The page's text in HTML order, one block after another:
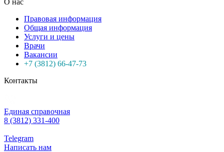
Правовая информация
Общая информация
Услуги и цены
Врачи
Вакансии
+7 (3812) 66-47-73
Контакты
Единая справочная
8 (3812) 331-400
Telegram
Написать нам